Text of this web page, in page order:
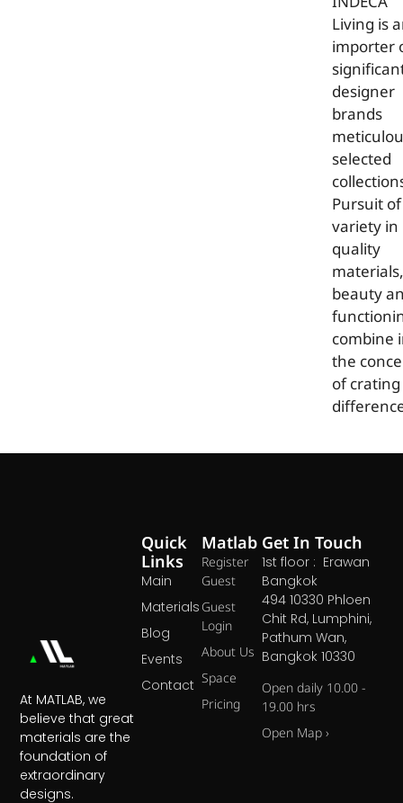
Living is
importer
designer
brands
selected
Pursuit of
variety in
quality
materials,
beauty
combine
the
of crating
At MATLAB, we
believe that great
materials are the
foundation of
extraordinary
designs.
Matlab
Register
Guest
Guest
Login
About Us
Space
Pricing
Quick
Links
Main
Materials
Blog
Events
Contact
Get In Touch
1st floor : Erawan
Bangkok
494 10330 Phloen
Chit Rd, Lumphini,
Pathum Wan,
Bangkok 10330
Open daily 10.00 -
19.00 hrs
Open Map ›